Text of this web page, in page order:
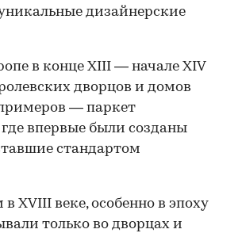
дизайнерские
в конце XIII — начале XIV
дворцов и домов
— паркет
впервые были созданы
стандартом
XVIII веке, особенно в эпоху
только во дворцах и